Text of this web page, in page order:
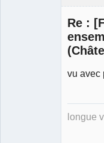
Re :
vu avec
longue